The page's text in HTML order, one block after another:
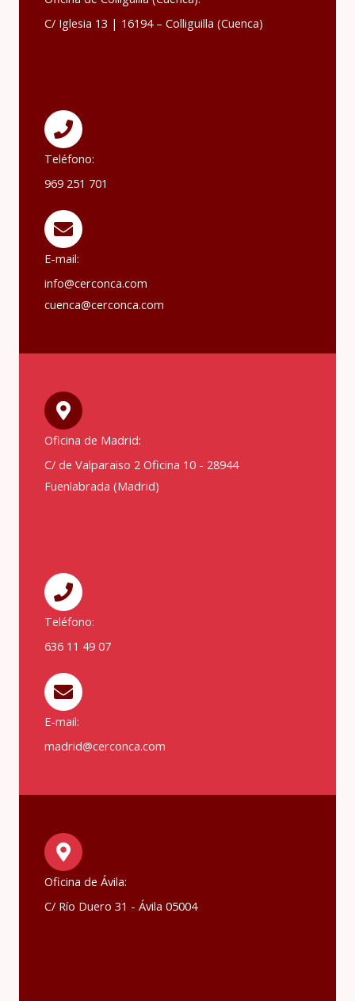
C/ Iglesia 13 | 16194 – Colliguilla (Cuenca)
Teléfono:
969 251 701
E-mail:
info@cerconca.com
cuenca@cerconca.com
Oficina de Madrid:
C/ de Valparaiso 2 Oficina 10 - 28944
Fuenlabrada (Madrid)
Teléfono:
636 11 49 07
E-mail:
madrid@cerconca.com
Oficina de Ávila:
C/ Río Duero 31 - Ávila 05004